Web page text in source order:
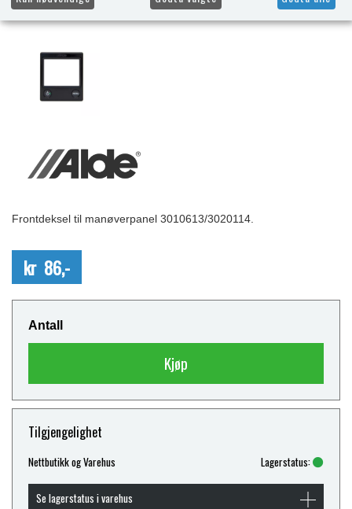
Frontdeksel til manøverpanel 3010613/3020114.
kr 86,-
Antall
Kjøp
Tilgjengelighet
Nettbutikk og Varehus Lagerstatus:
Se lagerstatus i varehus